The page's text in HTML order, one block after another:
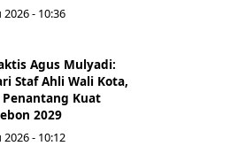
- 10:36
Agus Mulyadi:
Staf Ahli Wali Kota,
Kuat
2029
- 10:12